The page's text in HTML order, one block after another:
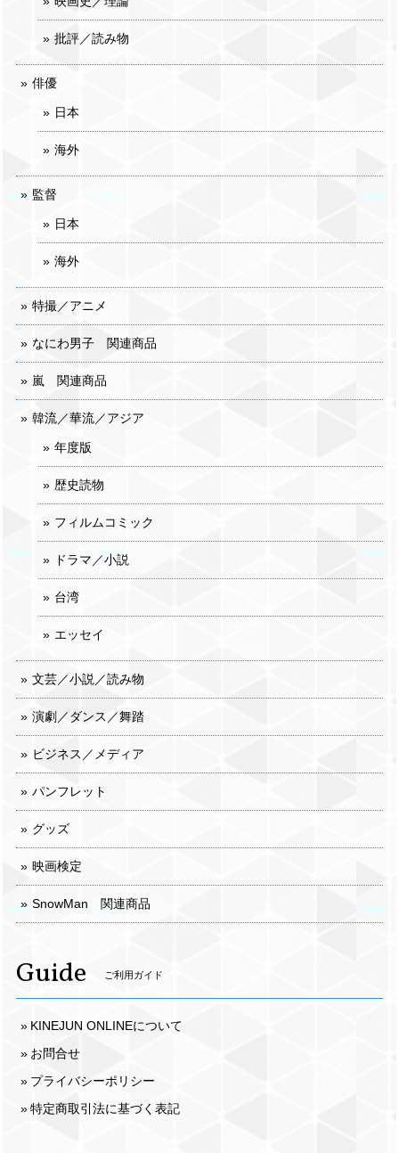
批評／読み物
俳優
日本
海外
監督
日本
海外
特撮／アニメ
なにわ男子 関連商品
嵐 関連商品
韓流／華流／アジア
年度版
歴史読物
フィルムコミック
ドラマ／小説
台湾
エッセイ
文芸／小説／読み物
演劇／ダンス／舞踏
ビジネス／メディア
パンフレット
グッズ
映画検定
SnowMan 関連商品
Guide ご利用ガイド
KINEJUN ONLINEについて
お問合せ
プライバシーポリシー
特定商取引法に基づく表記